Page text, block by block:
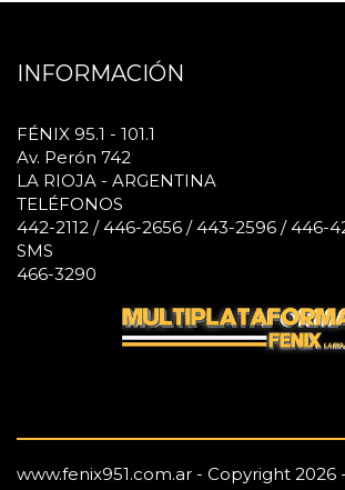
INFORMACIÓN
FÉNIX 95.1 - 101.1
Av. Perón 742
LA RIOJA - ARGENTINA
TELÉFONOS
442-2112 / 446-2656 / 443-2596 / 446-
SMS
466-3290
www.fenix951.com.ar - Copyright 2026